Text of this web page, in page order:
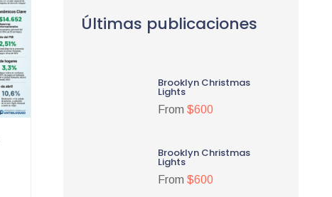
Últimas publicaciones
Brooklyn Christmas
Lights
From$600
Brooklyn Christmas
Lights
From$600